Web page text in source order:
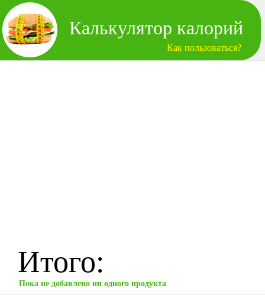
Калькулятор калорий
Как пользоваться?
Итого:
Пока не добавлено ни одного продукта